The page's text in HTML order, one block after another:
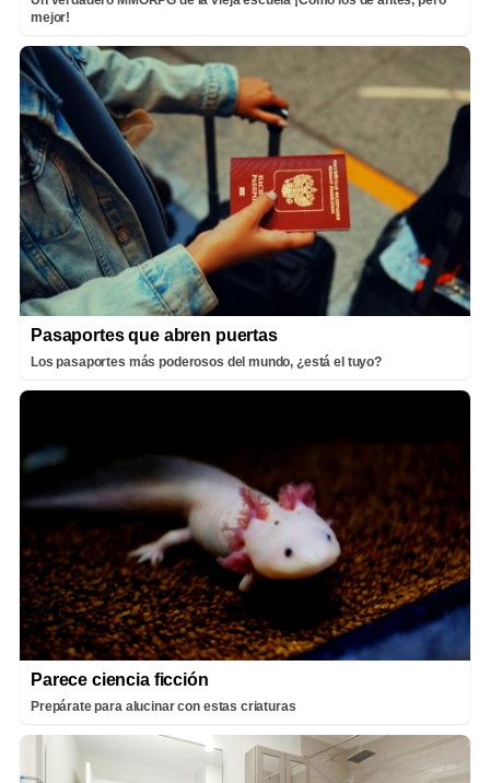
mejor!
Pasaportes que abren puertas
Los pasaportes más poderosos del mundo, ¿está el tuyo?
Parece ciencia ficción
Prepárate para alucinar con estas criaturas